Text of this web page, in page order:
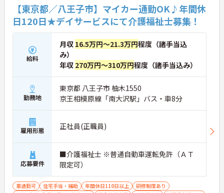
【東京都／八王子市】マイカー通勤OK♪年間休
日120日★デイサービスにて介護福祉士募集！
給料
月収 16.5万円～21.3万円程度（諸手当込
み）
年収 270万円～310万円程度（諸手当込み）
勤務地
東京都 八王子市 柚木1550
京王相模原線「南大沢駅」バス・車8分
雇用形態 正社員(正職員)
応募要件
■介護福祉士 ※普通自動車運転免許（ＡＴ
限定可）
車通勤可 住宅手当・補助 年間休日110日以上
研修制度あり